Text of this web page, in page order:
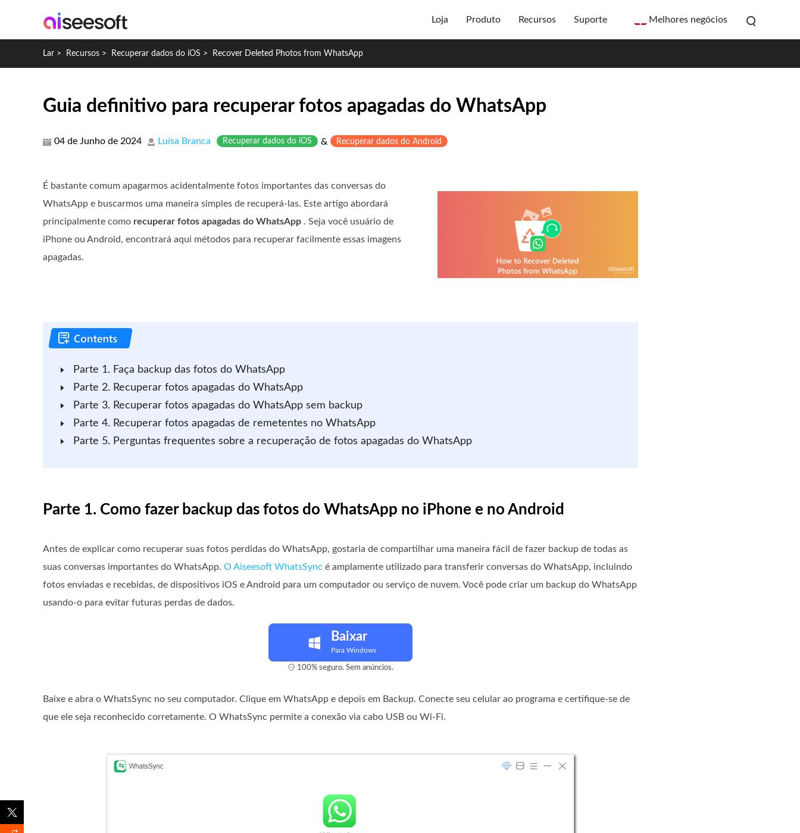
Loja Produto Recursos Suporte Melhores negócios
Lar > Recursos > Recuperar dados do iOS > Recover Deleted Photos from WhatsApp
Guia definitivo para recuperar fotos apagadas do WhatsApp
04 de Junho de 2024 Luísa Branca Recuperar dados do iOS & Recuperar dados do Android
É bastante comum apagarmos acidentalmente fotos importantes das conversas do
WhatsApp e buscarmos uma maneira simples de recuperá-las. Este artigo abordará
principalmente como recuperar fotos apagadas do WhatsApp . Seja você usuário de
iPhone ou Android, encontrará aqui métodos para recuperar facilmente essas imagens
apagadas.
Parte 1. Faça backup das fotos do WhatsApp
Parte 2. Recuperar fotos apagadas do WhatsApp
Parte 3. Recuperar fotos apagadas do WhatsApp sem backup
Parte 4. Recuperar fotos apagadas de remetentes no WhatsApp
Parte 5. Perguntas frequentes sobre a recuperação de fotos apagadas do WhatsApp
Parte 1. Como fazer backup das fotos do WhatsApp no ​​iPhone e no Android
Antes de explicar como recuperar suas fotos perdidas do WhatsApp, gostaria de compartilhar uma maneira fácil de fazer backup de todas as
suas conversas importantes do WhatsApp. O Aiseesoft WhatsSync é amplamente utilizado para transferir conversas do WhatsApp, incluindo
fotos enviadas e recebidas, de dispositivos iOS e Android para um computador ou serviço de nuvem. Você pode criar um backup do WhatsApp
usando-o para evitar futuras perdas de dados.
Baixar
Para Windows
100% seguro. Sem anúncios.
Baixe e abra o WhatsSync no seu computador. Clique em WhatsApp e depois em Backup. Conecte seu celular ao programa e certifique-se de
que ele seja reconhecido corretamente. O WhatsSync permite a conexão via cabo USB ou Wi-Fi.